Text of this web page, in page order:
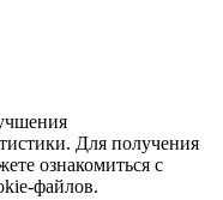
Для получения
ознакомиться с
файлов.